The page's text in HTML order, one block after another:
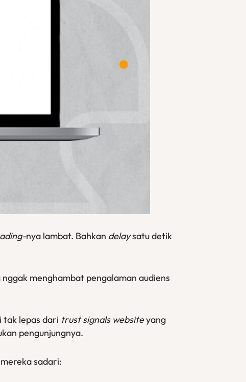
nya lambat. Bahkan delaysatu detik
menghambat pengalaman audiens
tak lepas dari trust signals websiteyang
pengunjungnya.
sadari: